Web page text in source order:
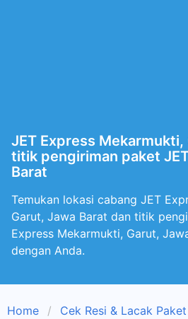
JET Express
titik pengiriman paket
Barat
Temukan lokasi cabang JET
Garut, Jawa Barat dan titik
Express Mekarmukti, Garut,
dengan Anda.
Home
Cek Resi & Lacak